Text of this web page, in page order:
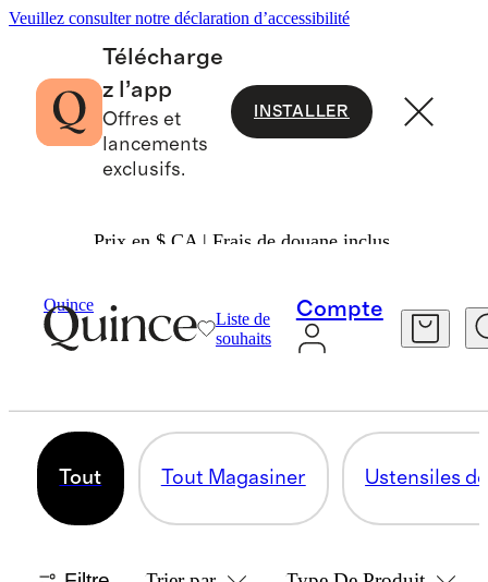
Veuillez consulter notre déclaration d’accessibilité
Télécharge
z l’app
Offres et
lancements
exclusifs.
INSTALLER
Prix en $ CA | Frais de douane inclus.
Quince
Liste de
souhaits
Compte
Maison Linge De Cuisine Et De Table
CUISINE ET ART DE LA TABLE
Tout Tout Magasiner Ustensiles